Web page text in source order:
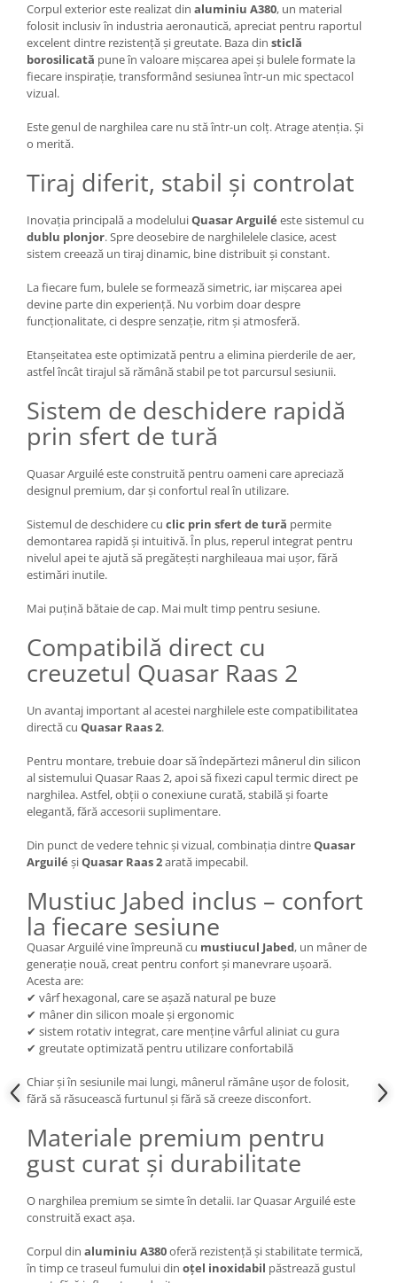
Corpul exterior este realizat din aluminiu A380, un material
folosit inclusiv în industria aeronautică, apreciat pentru raportul
excelent dintre rezistență și greutate. Baza din sticlă
borosilicată pune în valoare mișcarea apei și bulele formate la
fiecare inspirație, transformând sesiunea într-un mic spectacol
vizual.
Este genul de narghilea care nu stă într-un colț. Atrage atenția. Și
o merită.
Tiraj diferit, stabil și controlat
Inovația principală a modeluluiQuasar Arguilé este sistemul cu
dublu plonjor. Spre deosebire de narghilelele clasice, acest
sistem creează un tiraj dinamic, bine distribuit și constant.
La fiecare fum, bulele se formează simetric, iar mișcarea apei
devine parte din experiență. Nu vorbim doar despre
funcționalitate, ci despre senzație, ritm și atmosferă.
Etanșeitatea este optimizată pentru a elimina pierderile de aer,
astfel încât tirajul să rămână stabil pe tot parcursul sesiunii.
Sistem de deschidere rapidă
prin sfert de tură
Quasar Arguilé este construită pentru oameni care apreciază
designul premium, dar și confortul real în utilizare.
Sistemul de deschidere cu clic prin sfert de tură permite
demontarea rapidă și intuitivă. În plus, reperul integrat pentru
nivelul apei te ajută să pregătești narghileaua mai ușor, fără
estimări inutile.
Mai puțină bătaie de cap. Mai mult timp pentru sesiune.
Compatibilă direct cu
creuzetul Quasar Raas 2
Un avantaj important al acestei narghilele este compatibilitatea
directă cu Quasar Raas 2.
Pentru montare, trebuie doar să îndepărtezi mânerul din silicon
al sistemului Quasar Raas 2, apoi să fixezi capul termic direct pe
narghilea. Astfel, obții o conexiune curată, stabilă și foarte
elegantă, fără accesorii suplimentare.
Din punct de vedere tehnic și vizual, combinația dintreQuasar
Arguilé șiQuasar Raas 2arată impecabil.
Mustiuc Jabed inclus – confort
la fiecare sesiune
Quasar Arguilé vine împreună cu mustiucul Jabed, un mâner de
generație nouă, creat pentru confort și manevrare ușoară.
Acesta are:
✔ vârf hexagonal, care se așază natural pe buze
✔ mâner din silicon moale și ergonomic
✔ sistem rotativ integrat, care menține vârful aliniat cu gura
✔ greutate optimizată pentru utilizare confortabilă
Chiar și în sesiunile mai lungi, mânerul rămâne ușor de folosit,
fără să răsucească furtunul și fără să creeze disconfort.
Materiale premium pentru
gust curat și durabilitate
O narghilea premium se simte în detalii. Iar Quasar Arguilé este
construită exact așa.
Corpul din aluminiu A380oferă rezistență și stabilitate termică,
în timp ce traseul fumului din oțel inoxidabil păstrează gustul